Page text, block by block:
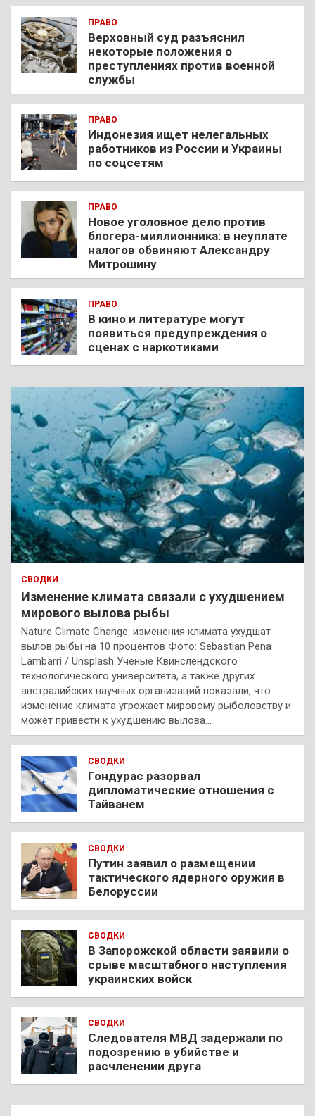
ПРАВО
Верховный суд разъяснил
некоторые положения о
преступлениях против военной
службы
ПРАВО
Индонезия ищет нелегальных
работников из России и Украины
по соцсетям
ПРАВО
Новое уголовное дело против
блогера-миллионника: в неуплате
налогов обвиняют Александру
Митрошину
ПРАВО
В кино и литературе могут
появиться предупреждения о
сценах с наркотиками
СВОДКИ
Изменение климата связали с ухудшением
мирового вылова рыбы
Nature Climate Change: изменения климата ухудшат
вылов рыбы на 10 процентов Фото: Sebastian Pena
Lambarri / Unsplash Ученые Квинслендского
технологического университета, а также других
австралийских научных организаций показали, что
изменение климата угрожает мировому рыболовству и
может привести к ухудшению вылова…
СВОДКИ
Гондурас разорвал
дипломатические отношения с
Тайванем
СВОДКИ
Путин заявил о размещении
тактического ядерного оружия в
Белоруссии
СВОДКИ
В Запорожской области заявили о
срыве масштабного наступления
украинских войск
СВОДКИ
Следователя МВД задержали по
подозрению в убийстве и
расчленении друга